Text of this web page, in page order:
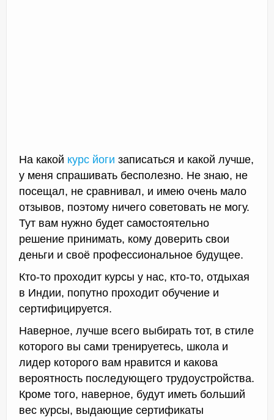
На какой курс йоги записаться и какой лучше,
у меня спрашивать бесполезно. Не знаю, не
посещал, не сравнивал, и имею очень мало
отзывов, поэтому ничего советовать не могу.
Тут вам нужно будет самостоятельно
решение принимать, кому доверить свои
деньги и своё профессиональное будущее.
Кто-то проходит курсы у нас, кто-то, отдыхая
в Индии, попутно проходит обучение и
сертифицируется.
Наверное, лучше всего выбирать тот, в стиле
которого вы сами тренируетесь, школа и
лидер которого вам нравится и какова
вероятность последующего трудоустройства.
Кроме того, наверное, будут иметь больший
вес курсы, выдающие сертификаты